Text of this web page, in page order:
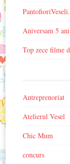
Aniversam 5 ani
Top zece filme
Antreprenoriat
Atelierul Vesel
Chic Mum
concurs